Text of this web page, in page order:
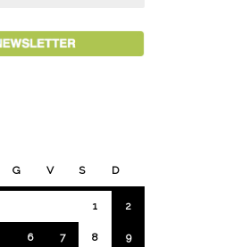
G V S D
1 2
6 7 8 9